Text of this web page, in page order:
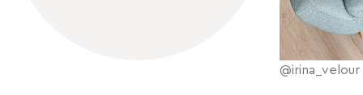
@irina_velour